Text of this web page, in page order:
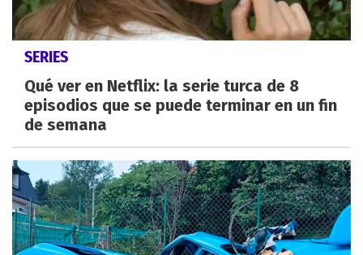
SERIES
Qué ver en Netflix: la serie turca de 8
episodios que se puede terminar en un fin
de semana